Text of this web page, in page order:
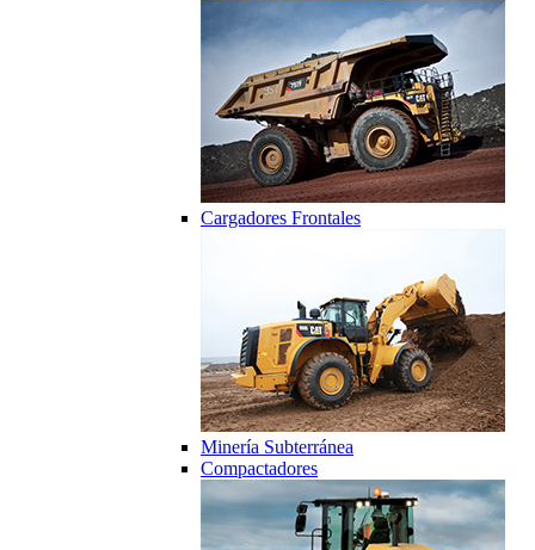
Cargadores Frontales
Minería Subterránea
Compactadores